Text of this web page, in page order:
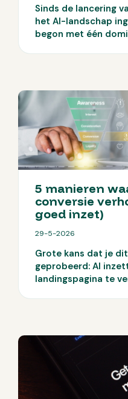
Sinds de lancering
het AI-landschap
begon met één
belangrijkste
laten we zien waar
goed in is.
5 manieren
conversie
goed inzet)
29-5-2026
Grote kans dat je
geprobeerd: AI
landingspagina te
mkb-bedrijven
gebruiken AI, maar
conversiegroei. Dus
belangrijker: hoe
maakt? Hieronder